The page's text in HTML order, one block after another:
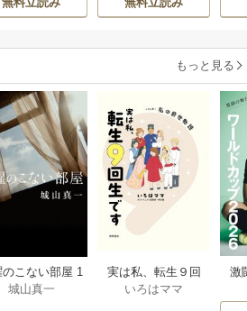
に売られる
もっと見る
のこない部屋 1
巻
城山真一
実は私、転生９回
生です マンガ
いろはママ
激